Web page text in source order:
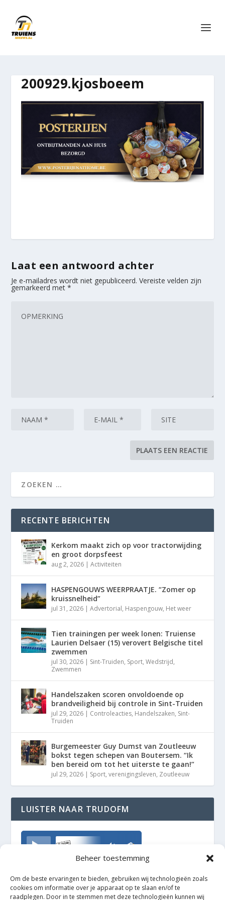
Beheer toestemming
Om de beste ervaringen te bieden, gebruiken wij technologieën zoals
cookies om informatie over je apparaat op te slaan en/of te
raadplegen. Door in te stemmen met deze technologieën kunnen wij
200929.kjosboeem
Laat een antwoord achter
Je e-mailadres wordt niet gepubliceerd. Vereiste velden zijn
gemarkeerd met*
RECENTE BERICHTEN
Kerkom maakt zich op voor tractorwijding
en groot dorpsfeest
aug 2, 2026 |Activiteiten
HASPENGOUWS WEERPRAATJE. “Zomer op
kruissnelheid”
jul 31, 2026 |Advertorial, Haspengouw, Het weer
Tien trainingen per week lonen: Truiense
Laurien Delsaer (15) verovert Belgische titel
zwemmen
jul 30, 2026 | Sint-Truiden, Sport,Wedstrijd,
Zwemmen
Handelszaken scoren onvoldoende op
brandveiligheid bij controle in Sint-Truiden
jul 29, 2026 | Controleacties, Handelszaken, Sint-
Truiden
Burgemeester Guy Dumst van Zoutleeuw
bokst tegen schepen van Boutersem. “Ik
ben bereid om tot het uiterste te gaan!”
jul 29, 2026 | Sport,verenigingsleven, Zoutleeuw
LUISTER NAAR TRUDOFM
TrudoFM